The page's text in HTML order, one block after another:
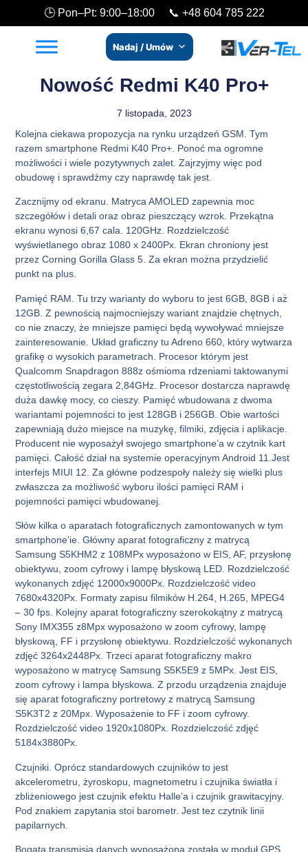
🕒 Pon–Pt: 9:00–18:00 📞 +48 604 785 222
Nadaj / Umów
Nowość Redmi K40 Pro+
7 listopada, 2023
Kolejna ciekawa propozycja na rynku urządzeń GSM. Tym
razem smartphone Redmi K40 Pro+. Ponoć ma ogromne
możliwości i wiele pozytywnych zalet. Zajrzyjmy więc pod
obudowę i sprawdźmy czy naprawdę tak jest.
Zacznijmy od ekranu. Matryca AMOLED zapewnia moc
szczegółów i detali oraz obraz pieszczący wzrok. Przekątna
ekranu wynosi 6,67 cala. 120GHz. Rozdzielczość
wyświetlanego obraz 1080 x 2400Px. Ekran chroniony jest
przez Corning Gorilla Glass 5. Za ekran można przydzielić
punkt na plus.
Pamięć RAM. Tu trzy warianty do wyboru to jest 6GB, 8GB i aż
12GB. Z pewnością najmocniejszy wariant znajdzie chętnych,
co nie znaczy, że mniejsze pamięci będą wywoływać mniejsze
zainteresowanie. Układ graficzny tu Adreno 660, który wytwarza
grafikę o wysokich parametrach. Procesor którym jest
Qualcomm Snapdragon 888z ośmioma rdzeniami taktowanymi
częstotliwością zegara 2,84GHz. Procesor dostarcza naprawdę
duża dawkę mocy, co cieszy. Pamięć wbudowana z dwoma
wariantami pojemności to jest 128GB i 256GB. Obie wartości
zapewniają dużo miejsce na muzykę, filmiki, zdjęcia i aplikacje.
Producent nie wyposażył swojego smartphone’a w czytnik kart
pamięci. Całość dział na systemie operacyjnym Android 11.Jest
interfejs MIUI 12. Za główne podzespoły należy się wielki plus
zwłaszcza za możliwość wyboru ilości pamięci RAM i
pojemności pamięci wbudowanej.
Słów kilka o aparatach fotograficznych zamontowanych w tym
smartphone’ie. Główny aparat fotograficzny z matrycą
Samsung S5KHM2 z 108MPx wyposażono w EIS, AF, przysłonę
obiektywu, zoom cyfrowy i lampę błyskową LED. Rozdzielczość
wykonanych zdjęć 12000x9000Px. Rozdzielczość video
7680x4320Px. Formaty zapisu filmików H.264, H.265, MPEG4
– 30 fps. Kolejny aparat fotograficzny szerokokątny z matrycą
Sony IMX355 z8Mpx wyposażono w zoom cyfrowy, lampę
błyskową, FF i przysłonę obiektywu. Rozdzielczość wykonanych
zdjęć 3264x2448Px. Trzeci aparat fotograficzny makro
wyposażono w matrycę Samsung S5K5E9 z 5MPx. Jest EIS,
zoom cyfrowy i lampa błyskowa. Z przodu urządzenia znajduje
się aparat fotograficzny portretowy z matrycą Samsung
S5K3T2 z 20Mpx. Wyposażenie to FF i zoom cyfrowy.
Rozdzielczość video 1920x1080Px. Rozdzielczość zdjęć
5184x3880Px.
Czujniki. Oprócz standardowych czujników to jest
akcelerometru, żyroskopu, magnetometru i czujnika światła i
zbliżeniowego jest czujnik efektu Halle’a i czujnik grawitacyjny.
Pod znakiem zapytania stoi barometr. Jest tez czytnik linii
papilarnych.
Bogata transmisja danych wyposażona została w moduł GPS